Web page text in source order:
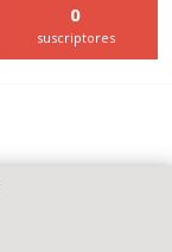
0
suscriptores